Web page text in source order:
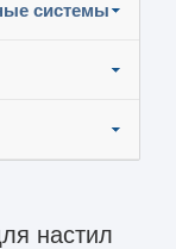
системы
настил